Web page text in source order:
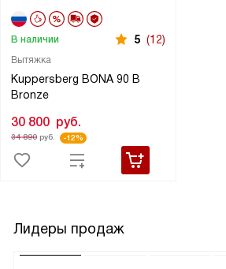
Вытяжка
Kuppersberg BONA 90 B
Bronze
В наличии 5 (12)
30 800 руб.
34 890руб. -12%
Лидеры продаж